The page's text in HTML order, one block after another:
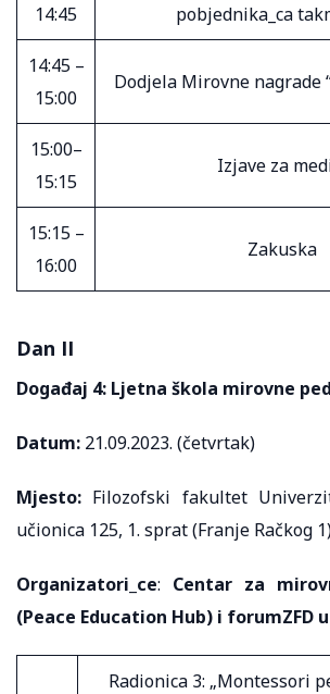
14:45
pobjednika_ca
14:45 –
15:00
Dodjela Mirovne nagrade
15:00–
15:15
Izjave za
15:15 –
16:00
Zakuska
Dan II
Događaj 4: Ljetna škola mirovne
Datum: 21.09.2023. (četvrtak)
Mjesto: Filozofski fakultet
učionica 125, 1. sprat (Franje Račkog
Organizatori_ce: Centar za
(Peace Education Hub) i forumZFD
Radionica 3: „Montessori